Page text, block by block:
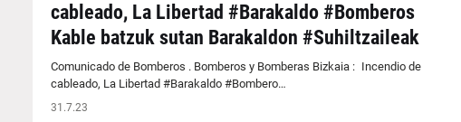
cableado, La Libertad #Barakaldo #Bomberos
Kable batzuk sutan Barakaldon #Suhiltzaileak
Comunicado de Bomberos . Bomberos y Bomberas Bizkaia : Incendio de
cableado, La Libertad #Barakaldo #Bombero…
31.7.23